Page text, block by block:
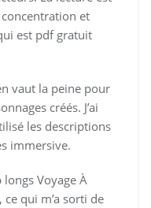
et
est pdf gratuit
vaut la peine pour
créés. J’ai
les descriptions
immersive.
Voyage À
qui m’a sorti de